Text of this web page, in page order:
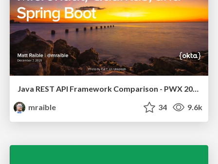
Java REST API Framework Comparison - PWX 2021
mraible
34 9.6k